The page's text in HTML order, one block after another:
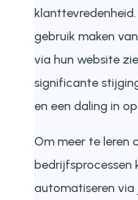
gebruik maken
via hun website
significante
en een daling in
Om meer te leren
bedrijfsprocessen
automatiseren via